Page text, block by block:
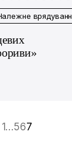
1…567